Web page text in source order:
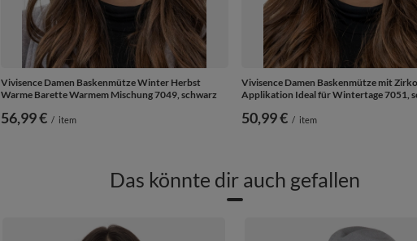
Vivisence Damen Baskenmütze Winter Herbst
Warme Barette Warmem Mischung 7049, schwarz
56,99 € / item
Vivisence Damen Baskenmütze mit
Applikation Ideal für Wintertage 7051,
50,99 € / item
Das könnte dir auch gefallen